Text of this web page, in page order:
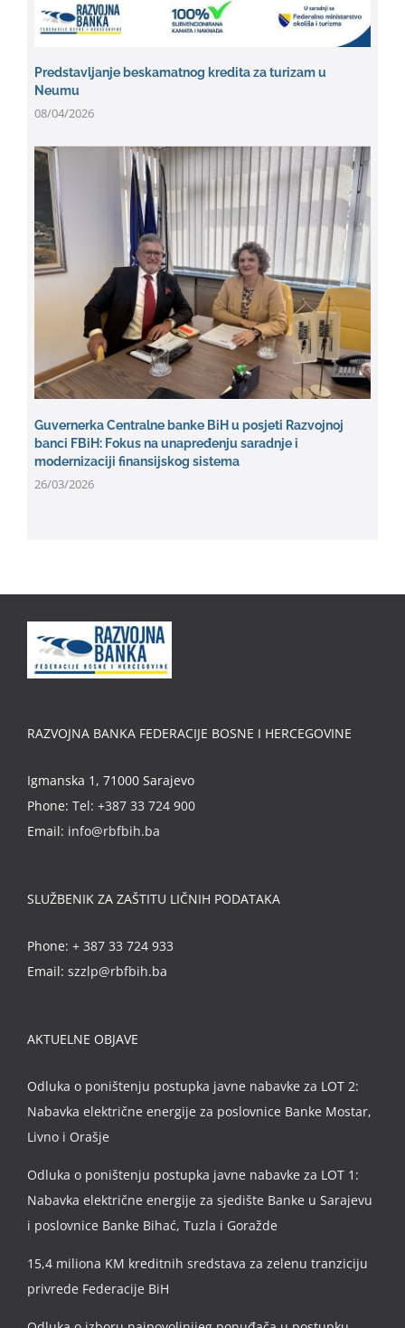
Predstavljanje beskamatnog kredita za turizam u
Neumu
08/04/2026
Guvernerka Centralne banke BiH u posjeti Razvojnoj
banci FBiH: Fokus na unapređenju saradnje i
modernizaciji finansijskog sistema
26/03/2026
RAZVOJNA BANKA FEDERACIJE BOSNE I HERCEGOVINE
Igmanska 1, 71000 Sarajevo
Phone: Tel: +387 33 724 900
Email: info@rbfbih.ba
SLUŽBENIK ZA ZAŠTITU LIČNIH PODATAKA
Phone: + 387 33 724 933
Email: szzlp@rbfbih.ba
AKTUELNE OBJAVE
Odluka o poništenju postupka javne nabavke za LOT 2:
Nabavka električne energije za poslovnice Banke Mostar,
Livno i Orašje
Odluka o poništenju postupka javne nabavke za LOT 1:
Nabavka električne energije za sjedište Banke u Sarajevu
i poslovnice Banke Bihać, Tuzla i Goražde
15,4 miliona KM kreditnih sredstava za zelenu tranziciju
privrede Federacije BiH